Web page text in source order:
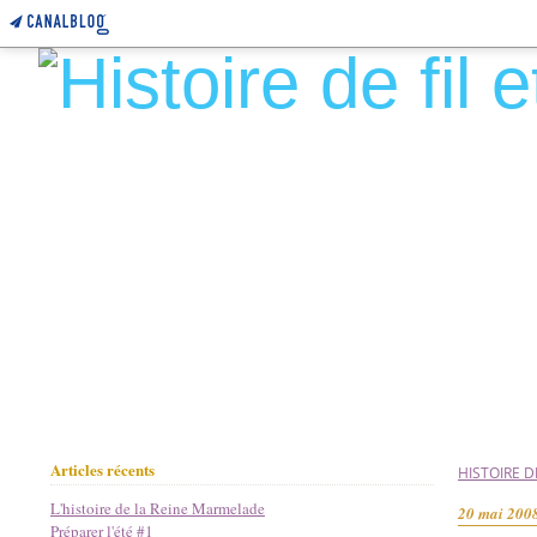
Articles récents
L'histoire de la Reine Marmelade
Préparer l'été #1
HISTOIRE
20 mai